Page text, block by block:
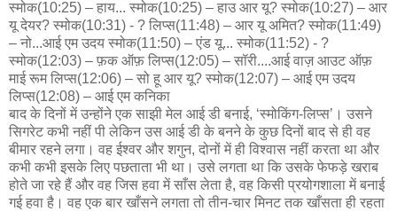
स्मोक(10:25) – हाय... स्मोक(10:25) – हाउ आर यू? स्मोक(10:27) – आर
यू देयर? स्मोक(10:31) - ? लिप्स(11:48) – आर यू अमित? स्मोक(11:49)
– नो...आई एम उदय स्मोक(11:50) – एंड यू... स्मोक(11:52) - ?
स्मोक(12:03) – फ़क ऑफ़ लिप्स(12:05) – सॉरी....आई वाज़ आउट ऑफ़
माई रूम लिप्स(12:06) – सो हू आर यू? स्मोक(12:07) – आई एम उदय
लिप्स(12:08) – आई एम कनिका
बाद के दिनों में उन्होंने एक साझी मेल आई डी बनाई, ‘स्मोकिंग-लिप्स’। उसने
सिगरेट कभी नहीं पी लेकिन उस आई डी के बनने के कुछ दिनों बाद से ही वह
बीमार रहने लगा। वह ईश्वर और शगुन, दोनों में ही विश्वास नहीं करता था और
कभी कभी इसके लिए पछताता भी था। उसे लगता था कि उसके फेफड़े खराब
होते जा रहे हैं और वह जिस हवा में साँस लेता है, वह किसी प्रयोगशाला में बनाई
गई हवा है। वह एक बार खाँसने लगता तो तीन-चार मिनट तक खाँसता ही रहता